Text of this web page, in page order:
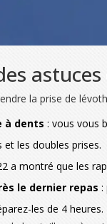
la prise de
à dents : vous vous
et les doubles prises.
a montré que les
le dernier repas :
les de 4 heures.